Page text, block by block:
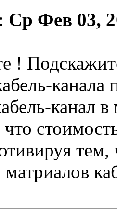
Ср Фев 03,
!
канал
тем,